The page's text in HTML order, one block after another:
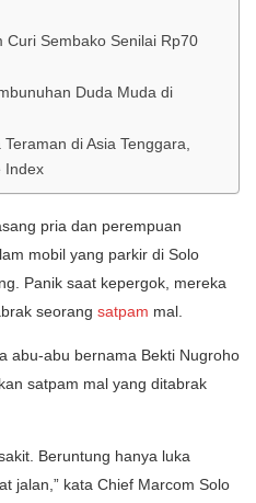
Curi Sembako Senilai Rp70
Duda Muda di
di Asia Tenggara,
Index
pria dan perempuan
mobil yang parkir di Solo
Panik saat kepergok, mereka
seorang satpam mal.
abu-abu bernama Bekti Nugroho
satpam mal yang ditabrak
Beruntung hanya luka
jalan,” kata Chief Marcom Solo